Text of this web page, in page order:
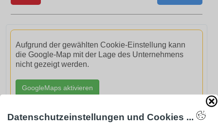
Aufgrund der gewählten Cookie-Einstellung kann
die Google-Map mit der Lage des Unternehmens
nicht gezeigt werden.
GoogleMaps aktivieren
Datenschutzeinstellungen und Cookies ...